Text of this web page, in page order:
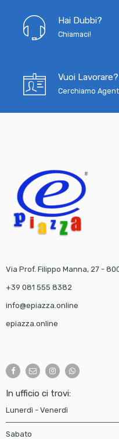
Hai Dubbi?
Chiamaci!
Vuoi Lavorare?
Cerchiamo
Via Prof. Filippo Manna, 27 -
+39 081 555 8382
info@epiazza.online
epiazza.online
In ufficio ci trovi:
Lunerdì - Venerdì
Sabato